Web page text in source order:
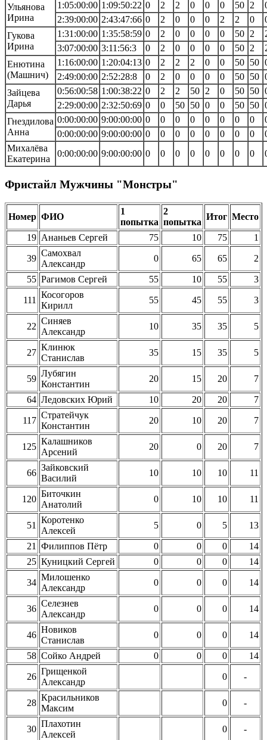
Ульянова
Ирина
1:05:00:00 1:09:50:22 0 2 2 0 0 0 50 2
2:39:00:00 2:43:47:66 0 2 0 0 0 2 2 0
Гукова
Ирина
1:31:00:00 1:35:58:59 0 2 0 0 0 0 50 2
3:07:00:00 3:11:56:3 0 2 0 0 0 0 50 2
Енютина
(Машнич)
1:16:00:00 1:20:04:13 0 2 2 2 0 0 50 50
2:49:00:00 2:52:28:8 0 2 0 0 0 0 50 50
Зайцева
Дарья
0:56:00:58 1:00:38:22 0 2 2 50 2 0 50 50
2:29:00:00 2:32:50:69 0 0 50 50 0 0 50 50
Гнездилова
Анна
0:00:00:00 9:00:00:00 0 0 0 0 0 0 0 0
0:00:00:00 9:00:00:00 0 0 0 0 0 0 0 0
Михалёва
Екатерина
0:00:00:00 9:00:00:00 0 0 0 0 0 0 0 0
Фристайл Мужчины "Монстры"
Номер ФИО
1
попытка
2
попытка
Итог Место
19 Ананьев Сергей 75 10 75 1
39
Самохвал
Александр
0 65 65 2
55 Рагимов Сергей 55 10 55 3
111
Косогоров
Кирилл
55 45 55 3
22
Синяев
Александр
10 35 35 5
27
Клинюк
Станислав
35 15 35 5
59
Лубягин
Константин
20 15 20 7
64 Ледовских Юрий 10 20 20 7
117
Стратейчук
Константин
20 10 20 7
125
Калашников
Арсений
20 0 20 7
66
Зайковский
Василий
10 10 10 11
120
Биточкин
Анатолий
0 10 10 11
51
Коротенко
Алексей
5 0 5 13
21 Филиппов Пётр 0 0 0
14
25 Куницкий Сергей 0 0 0 14
34
Милошенко
Александр
0 0 0 14
36
Селезнев
Александр
0 0 0 14
46
Новиков
Станислав
0 0 0 14
58 Сойко Андрей 0 0 0 14
26
Грищенкой
Александр
0 -
28
Красильников
Максим
0 -
30
Плахотин
Алексей
0 -